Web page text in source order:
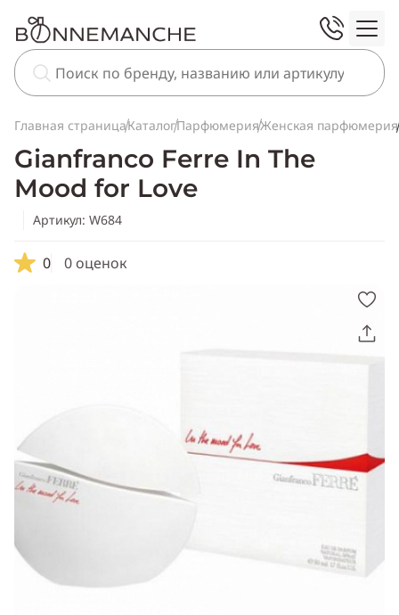
Главная страницаКаталогПарфюмерияЖенская парфюмерия
Gianfranco Ferre In The
Mood for Love
Артикул: W684
0 0 оценок
WhatsApp
ВКонтакте